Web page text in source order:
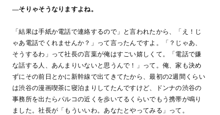
―そりゃそうなりますよね。
「結果は手紙か電話で連絡するので」と言われたから、「え！じ
ゃあ電話でくれませんか？」って言ったんですよ。「？じゃあ、
そうするわ」って社長の言葉が俺はすごい嬉しくて。「電話で嫌
な話する人、あんまりいないと思うんで！」って。俺、家も決め
ずにその前日とかに新幹線で出てきてたから、最初の2週間くらい
は渋谷の漫画喫茶に寝泊まりしてたんですけど、ドンナの渋谷の
事務所を出たらパルコの近くを歩いてるくらいでもう携帯が鳴り
ました。社長が「もういいわ。あなたとやってみる」って。